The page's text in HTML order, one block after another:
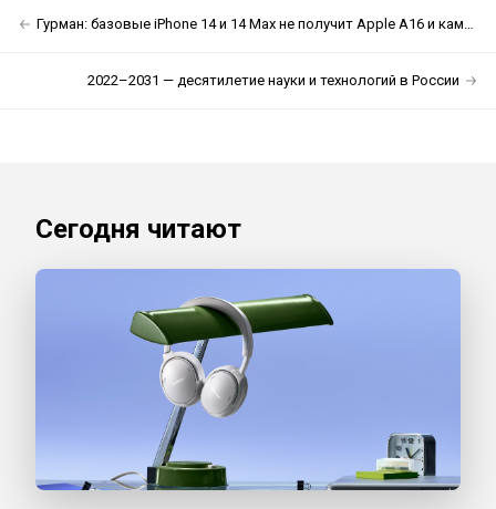
Гурман: базовые iPhone 14 и 14 Max не получит Apple A16 и камеру на 48 Мп
2022–2031 — десятилетие науки и технологий в России
Сегодня читают